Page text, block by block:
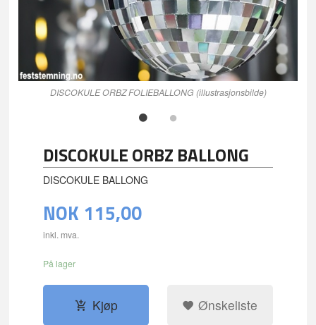
DISCOKULE ORBZ FOLIEBALLONG (illustrasjonsbilde)
DISCOKULE ORBZ BALLONG
DISCOKULE BALLONG
NOK 115,00
inkl. mva.
På lager
Kjøp Ønskeliste